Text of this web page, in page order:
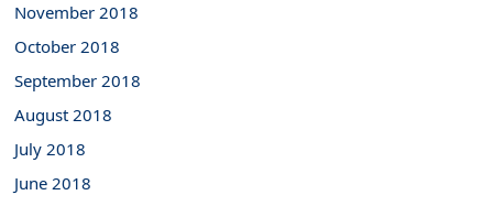
November 2018
October 2018
September 2018
August 2018
July 2018
June 2018